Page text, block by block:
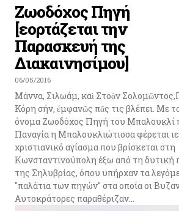
Ζωοδόχος Πηγή
[εορτάζεται την
Παρασκευή της
Διακαινησίμου]
06/05/2016
Μάννα, Σιλωάμ, καὶ Στοὰν
Κόρη σήν, ἐμφανῶς πᾶς τις βλέπει. Με
όνομα Ζωοδόχος Πηγή του Μπαλουκλί
Παναγία η Μπαλουκλιώτισσα φέρεται
χριστιανικό αγίασμα που βρίσκεται στη
Κωνσταντινούπολη έξω από τη δυτική
της Σηλυβρίας, όπου υπήρχαν τα
"παλάτια των πηγών" στα οποία οι
Αυτοκράτορες παραθέριζαν...